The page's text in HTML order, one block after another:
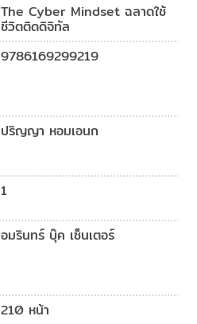
The Cyber Mindset ฉลาดใช้
ชีวิตติดดิจิทัล
9786169299219
ปริญญา หอมเอนก
1
อมรินทร์ บุ๊ค เซ็นเตอร์
210 หน้า